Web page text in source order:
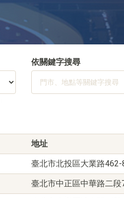
依關鍵字搜尋
地址
臺北市北投區大業路462-
臺北市中正區中華路二段